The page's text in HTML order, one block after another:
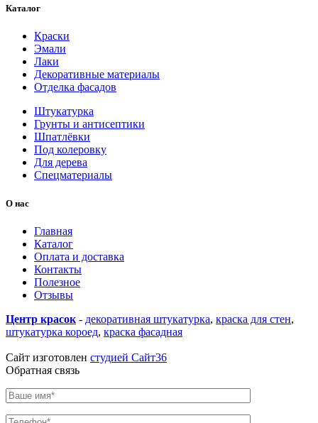
Каталог
Краски
Эмали
Лаки
Декоративные материалы
Отделка фасадов
Штукатурка
Грунты и антисептики
Шпатлёвки
Под колеровку
Для дерева
Спецматериалы
О нас
Главная
Каталог
Оплата и доставка
Контакты
Полезное
Отзывы
Центр красок - декоративная штукатурка, краска для стен,
штукатурка короед, краска фасадная
Сайт изготовлен студией Сайт36
Обратная связь